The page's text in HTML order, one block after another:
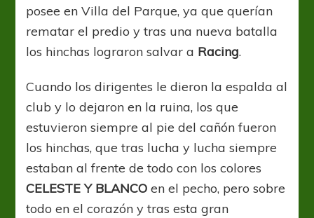
posee en Villa del Parque, ya que querían
rematar el predio y tras una nueva batalla
los hinchas lograron salvar a Racing.
Cuando los dirigentes le dieron la espalda al
club y lo dejaron en la ruina, los que
estuvieron siempre al pie del cañón fueron
los hinchas, que tras lucha y lucha siempre
estaban al frente de todo con los colores
CELESTE Y BLANCO en el pecho, pero sobre
todo en el corazón y tras esta gran